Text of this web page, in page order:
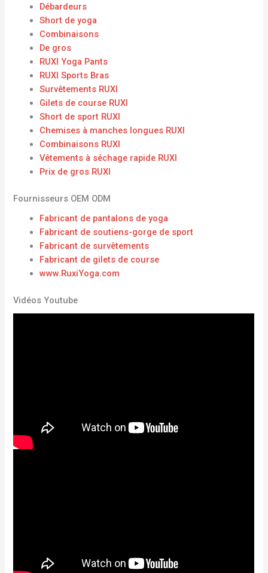
Débardeurs
Short de yoga
Combinaisons
De gros
RUXI Yoga Pants
RUXI Sports Bras
Survêtements RUXI
Gilets de course RUXI
Short de sport RUXI
Chemises à manches longues RUXI
Combinaisons RUXI
Vêtements à séchage rapide RUXI
Prix ​​de gros RUXI
Fournisseurs OEM ODM
Fabricant de pantalons de yoga
Fabricant de soutiens-gorge de sport
Fabricant de survêtements
Fabricant de gilets de course
www.RuxiYoga.com
Vidéos Youtube